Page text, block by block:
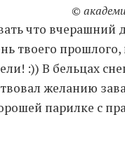
©
что вчерашний
твоего
:)) В бельцах
желанию
парилке с
Moldova
Blog Archives
To-Do
Wishlist